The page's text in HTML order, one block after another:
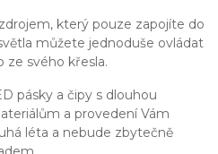
který pouze zapojíte do
můžete jednoduše ovládat
ze svého křesla.
pásky a čipy s dlouhou
a provedení Vám
léta a nebude zbytečně